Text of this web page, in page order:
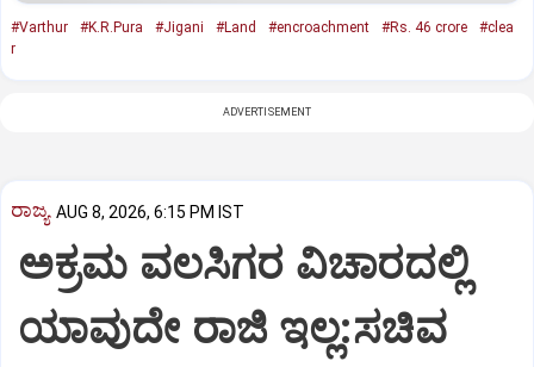
#Varthur #K.R.Pura #Jigani #Land #encroachment #Rs. 46 crore
#clea
r
ADVERTISEMENT
ರಾಜ್ಯ AUG 8, 2026, 6:15 PM IST
ಅಕ್ರಮ ವಲಸಿಗರ ವಿಚಾರದಲ್ಲಿ
ಯಾವುದೇ ರಾಜಿ ಇಲ್ಲ:ಸಚಿವ